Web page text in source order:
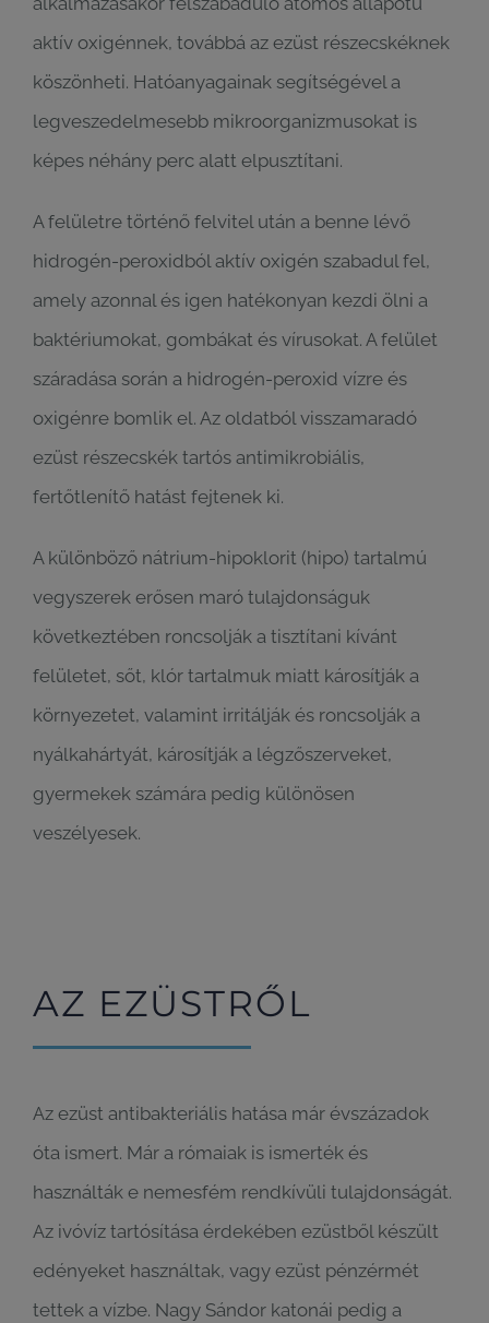
aktív oxigénnek, továbbá az ezüst részecskéknek
köszönheti. Hatóanyagainak segítségével a
legveszedelmesebb mikroorganizmusokat is
képes néhány perc alatt elpusztítani.
A felületre történő felvitel után a benne lévő
hidrogén-peroxidból aktív oxigén szabadul fel,
amely azonnal és igen hatékonyan kezdi ölni a
baktériumokat, gombákat és vírusokat. A felület
száradása során a hidrogén-peroxid vízre és
oxigénre bomlik el. Az oldatból visszamaradó
ezüst részecskék tartós antimikrobiális,
fertőtlenítő hatást fejtenek ki.
A különböző nátrium-hipoklorit (hipo) tartalmú
vegyszerek erősen maró tulajdonságuk
következtében roncsolják a tisztítani kívánt
felületet, sőt, klór tartalmuk miatt károsítják a
környezetet, valamint irritálják és roncsolják a
nyálkahártyát, károsítják a légzőszerveket,
gyermekek számára pedig különösen
veszélyesek.
AZ EZÜSTRŐL
Az ezüst antibakteriális hatása már évszázadok
óta ismert. Már a rómaiak is ismerték és
használták e nemesfém rendkívüli tulajdonságát.
Az ivóvíz tartósítása érdekében ezüstből készült
edényeket használtak, vagy ezüst pénzérmét
tettek a vízbe. Nagy Sándor katonái pedig a